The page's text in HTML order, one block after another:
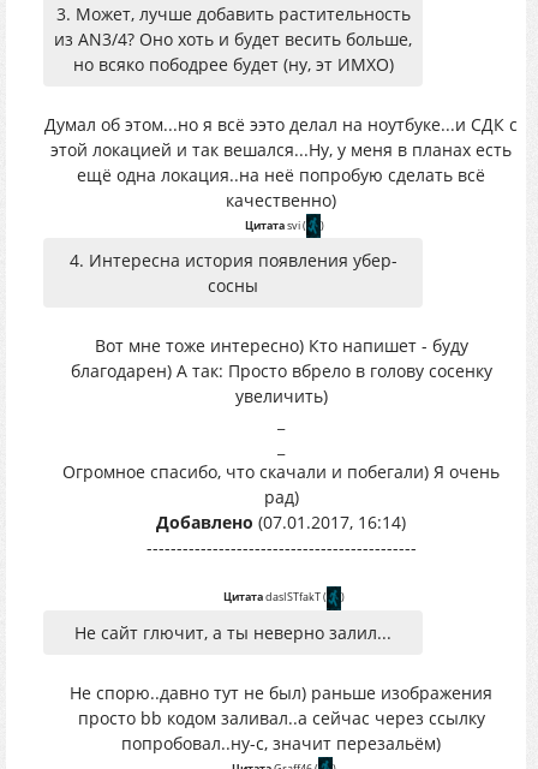
3. Может, лучше добавить растительность
из AN3/4? Оно хоть и будет весить больше,
но всяко пободрее будет (ну, эт ИМХО)
Думал об этом...но я всё ээто делал на ноутбуке...и СДК с
этой локацией и так вешался...Ну, у меня в планах есть
ещё одна локация..на неё попробую сделать всё
качественно)
Цитатаsvi( )
4. Интересна история появления убер-
сосны
Вот мне тоже интересно) Кто напишет - буду
благодарен) А так: Просто вбрело в голову сосенку
увеличить)
Огромное спасибо, что скачали и побегали) Я очень
рад)
Добавлено (07.01.2017, 16:14)
---------------------------------------------
ЦитатаdasISTfakT( )
Не сайт глючит, а ты неверно залил...
Не спорю..давно тут не был) раньше изображения
просто bb кодом заливал..а сейчас через ссылку
попробовал..ну-с, значит перезальём)